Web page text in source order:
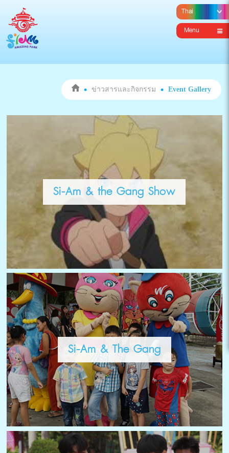
Menu
ข่าวสารและกิจกรรม Event Gallery
Si-Am & the Gang Show
Si-Am & The Gang